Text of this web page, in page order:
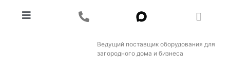
Ведущий поставщик оборудования для
загородного дома и бизнеса